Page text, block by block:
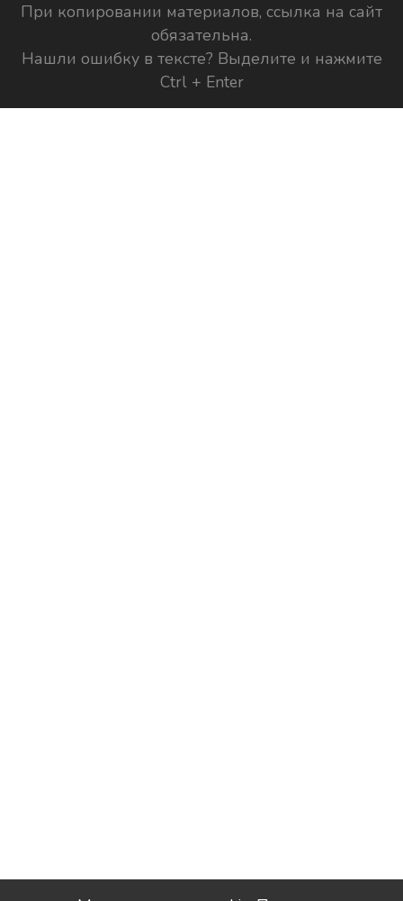
При копировании материалов, ссылка на сайт
обязательна.
Нашли ошибку в тексте? Выделите и нажмите
Ctrl + Enter